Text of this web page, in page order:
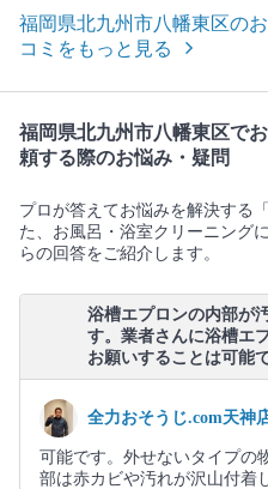
福岡県北九州市八幡東区の
コミをもっと見る
福岡県北九州市八幡東区で
頼する際のお悩み・疑問
プロが答えてお悩みを解決する
た、お風呂・浴室クリーニング
らの回答をご紹介します。
浴槽エプロンの内部が
す。業者さんに浴槽エ
お願いすることは可能
全力おそうじ.com天神
可能です。外せないタイプの
部は赤カビや汚れが沢山付着